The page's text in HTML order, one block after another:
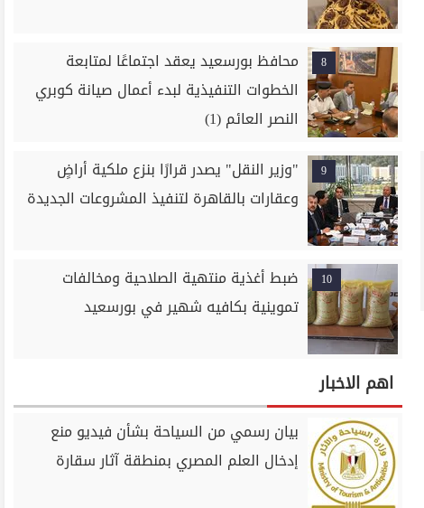
8
محافظ بورسعيد يعقد اجتماعًا لمتابعة
الخطوات التنفيذية لبدء أعمال صيانة كوبري
النصر العائم (1)
9
"وزير النقل" يصدر قرارًا بنزع ملكية أراضٍ
وعقارات بالقاهرة لتنفيذ المشروعات الجديدة
10
ضبط أغذية منتهية الصلاحية ومخالفات
تموينية بكافيه شهير في بورسعيد
اهم الاخبار
بيان رسمي من السياحة بشأن فيديو منع
إدخال العلم المصري بمنطقة آثار سقارة